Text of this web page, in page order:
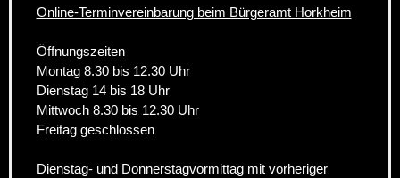
Online-Terminvereinbarung beim Bürgeramt Horkheim
Öffnungszeiten
Montag 8.30 bis 12.30 Uhr
Dienstag 14 bis 18 Uhr
Mittwoch 8.30 bis 12.30 Uhr
Freitag geschlossen
Dienstag- und Donnerstagvormittag mit vorheriger